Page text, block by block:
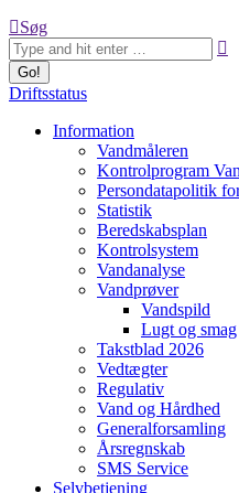
Search:
Søg
Driftsstatus
Information
Vandmåleren
Kontrolprogram
Persondatapolitik
Statistik
Beredskabsplan
Kontrolsystem
Vandanalyse
Vandprøver
Vandspild
Lugt og smag
Takstblad 2026
Vedtægter
Regulativ
Vand og Hårdhed
Generalforsamling
Årsregnskab
SMS Service
Selvbetjening